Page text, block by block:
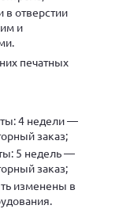
отверстии
и
печатных
4 недели —
заказ;
5 недель —
заказ;
изменены в